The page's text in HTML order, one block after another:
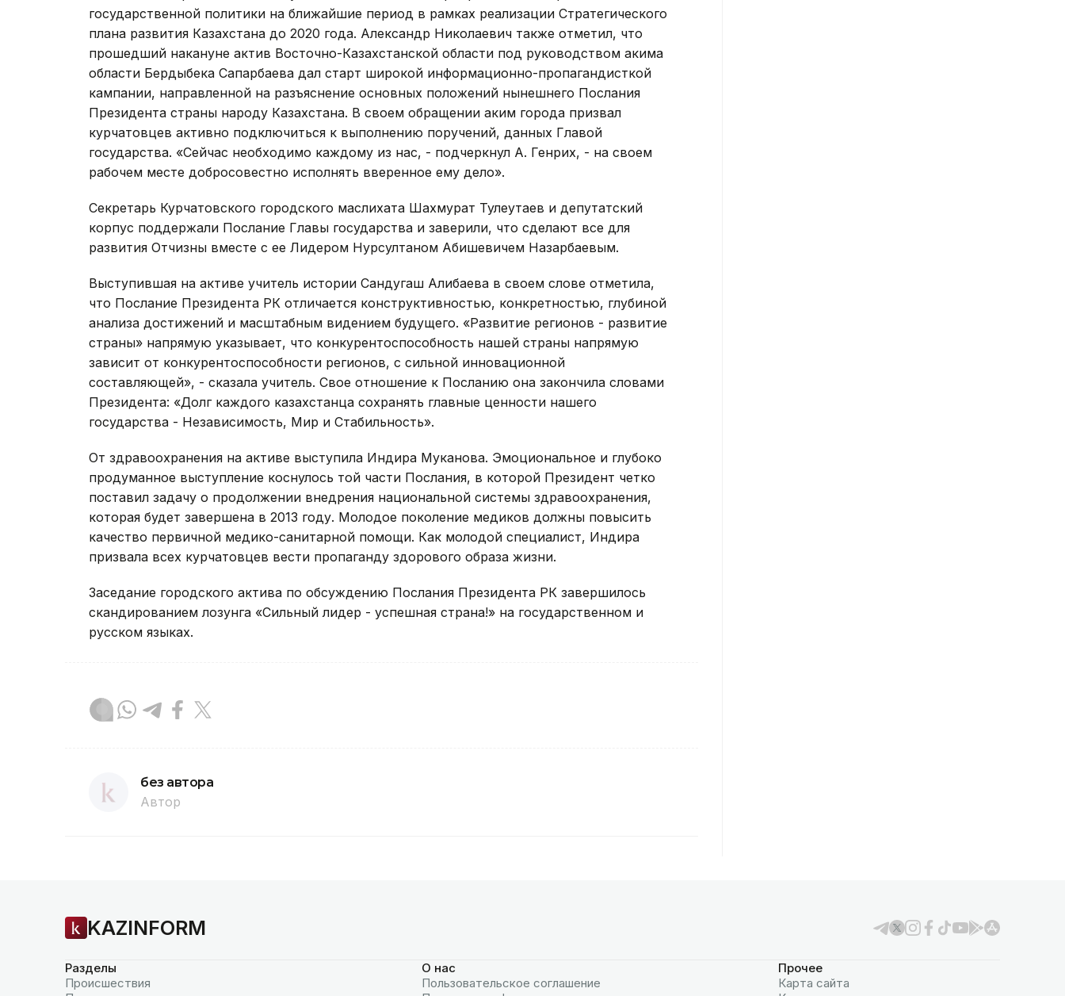
государственной политики на ближайшие период в рамках реализации Стратегического
плана развития Казахстана до 2020 года. Александр Николаевич также отметил, что
прошедший накануне актив Восточно-Казахстанской области под руководством акима
области Бердыбека Сапарбаева дал старт широкой информационно-пропагандисткой
кампании, направленной на разъяснение основных положений нынешнего Послания
Президента страны народу Казахстана. В своем обращении аким города призвал
курчатовцев активно подключиться к выполнению поручений, данных Главой
государства. «Сейчас необходимо каждому из нас, - подчеркнул А. Генрих, - на своем
рабочем месте добросовестно исполнять вверенное ему дело».
Секретарь Курчатовского городского маслихата Шахмурат Тулеутаев и депутатский
корпус поддержали Послание Главы государства и заверили, что сделают все для
развития Отчизны вместе с ее Лидером Нурсултаном Абишевичем Назарбаевым.
Выступившая на активе учитель истории Сандугаш Алибаева в своем слове отметила,
что Послание Президента РК отличается конструктивностью, конкретностью, глубиной
анализа достижений и масштабным видением будущего. «Развитие регионов - развитие
страны» напрямую указывает, что конкурентоспособность нашей страны напрямую
зависит от конкурентоспособности регионов, с сильной инновационной
составляющей», - сказала учитель. Свое отношение к Посланию она закончила словами
Президента: «Долг каждого казахстанца сохранять главные ценности нашего
государства - Независимость, Мир и Стабильность».
От здравоохранения на активе выступила Индира Муканова. Эмоциональное и глубоко
продуманное выступление коснулось той части Послания, в которой Президент четко
поставил задачу о продолжении внедрения национальной системы здравоохранения,
которая будет завершена в 2013 году. Молодое поколение медиков должны повысить
качество первичной медико-санитарной помощи. Как молодой специалист, Индира
призвала всех курчатовцев вести пропаганду здорового образа жизни.
Заседание городского актива по обсуждению Послания Президента РК завершилось
скандированием лозунга «Сильный лидер - успешная страна!» на государственном и
русском языках.
без автора
Автор
KAZINFORM
Разделы
Происшествия
О нас
Пользовательское соглашение
Прочее
Карта сайта